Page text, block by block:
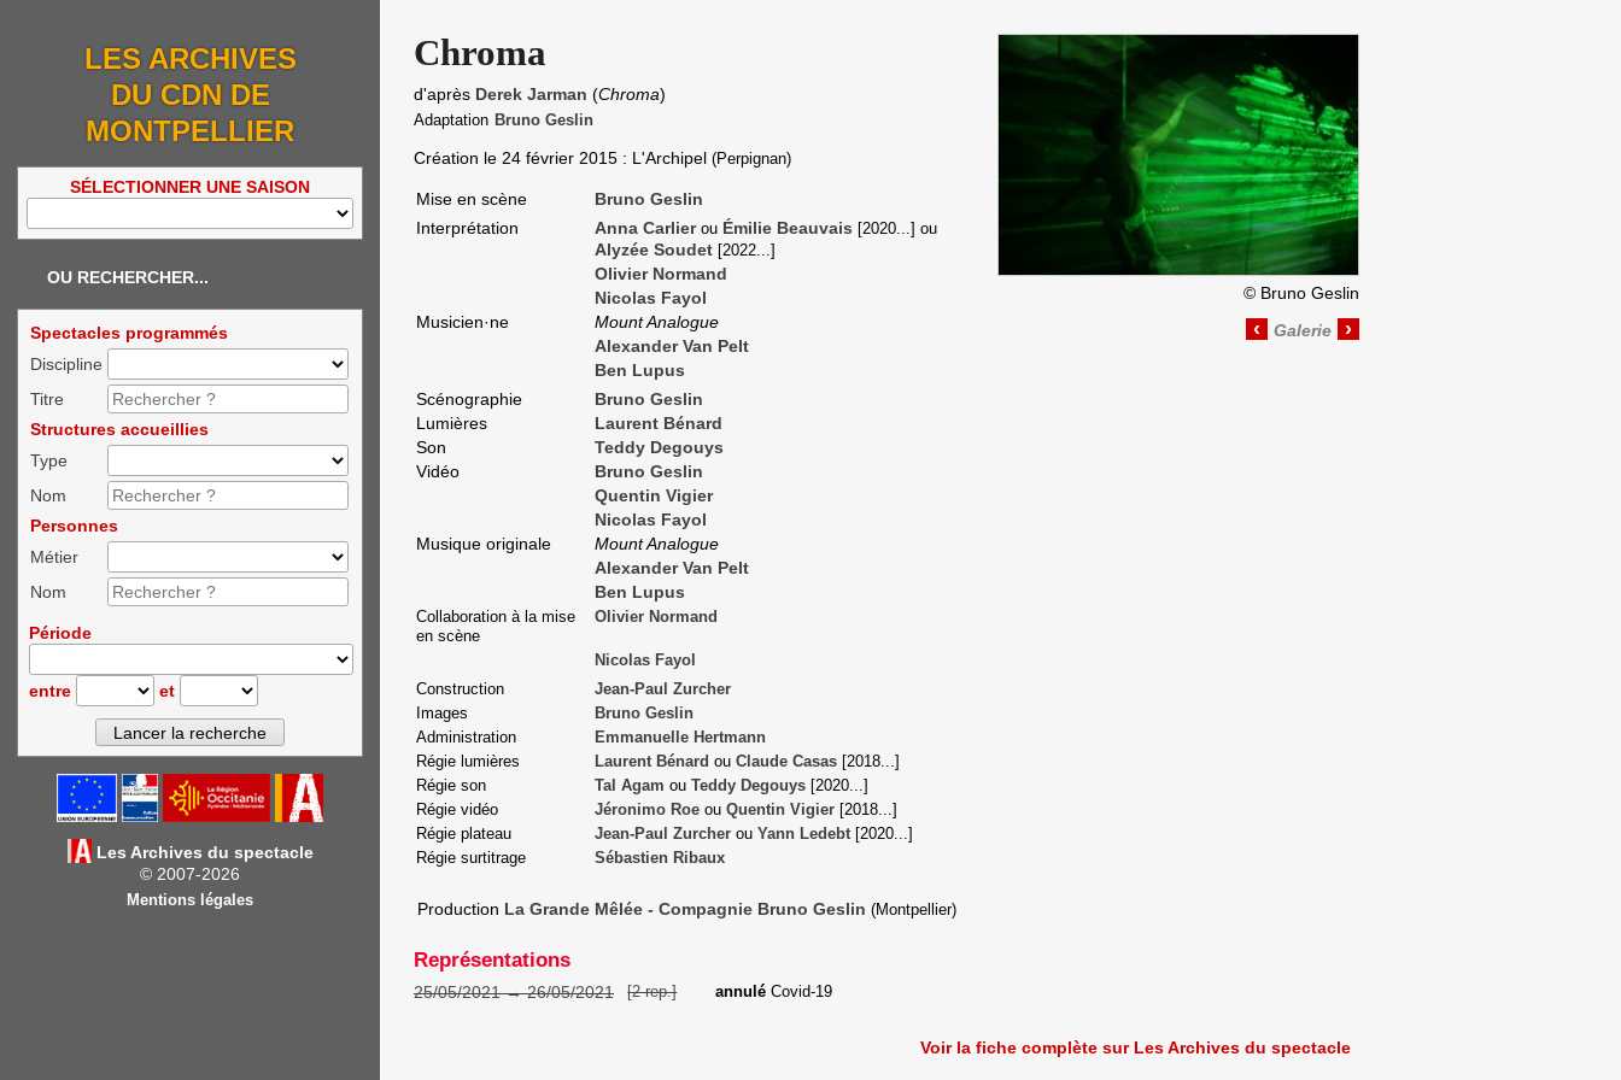
LES ARCHIVES
DU CDN DE
MONTPELLIER
SÉLECTIONNER UNE SAISON
OU RECHERCHER...
Spectacles programmés
Discipline
Titre
Structures accueillies
Type
Nom
Personnes
Métier
Nom
Période
entre et
Les Archives du spectacle
© 2007-2026
Mentions légales
© Bruno Geslin
‹ ›
Chroma
d'après Derek Jarman (Chroma)
Adaptation Bruno Geslin
Création le 24 février 2015 : L'Archipel (Perpignan)
Mise en scène
Bruno Geslin
Interprétation
Anna Carlier ou Émilie Beauvais 2020...] ou
Alyzée Soudet 2022...]
Olivier Normand
Nicolas Fayol
Musicien·ne
Mount Analogue
Alexander Van Pelt
Ben Lupus
Scénographie
Bruno Geslin
Lumières
Laurent Bénard
Son
Teddy Degouys
Vidéo
Bruno Geslin
Quentin Vigier
Nicolas Fayol
Musique originale
Mount Analogue
Alexander Van Pelt
Ben Lupus
Collaboration à la mise
en scène
Olivier Normand
Nicolas Fayol
Construction
Jean-Paul Zurcher
Images
Bruno Geslin
Administration
Emmanuelle Hertmann
Régie lumières
Laurent Bénard ou Claude Casas 2018...]
Régie son
Tal Agam ou Teddy Degouys 2020...]
Régie vidéo
Jéronimo Roe ou Quentin Vigier 2018...]
Régie plateau
Jean-Paul Zurcher ou Yann Ledebt 2020...]
Régie surtitrage
Sébastien Ribaux
Production La Grande Mêlée - Compagnie Bruno Geslin (Montpellier)
Représentations
25/05/2021→26/05/2021 [2 rep.] annulé Covid-19
Voir la fiche complète sur Les Archives du spectacle